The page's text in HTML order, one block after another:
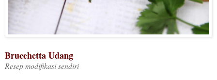
Brucehetta Udang
Resep modifikasi sendiri